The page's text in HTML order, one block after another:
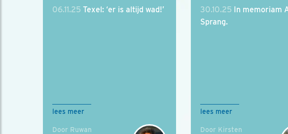
06.11.25 Texel: ‘er is altijd wad!’
lees meer
Door Ruwan
30.10.25 In memoriam
Sprang.
lees meer
Door Kirsten